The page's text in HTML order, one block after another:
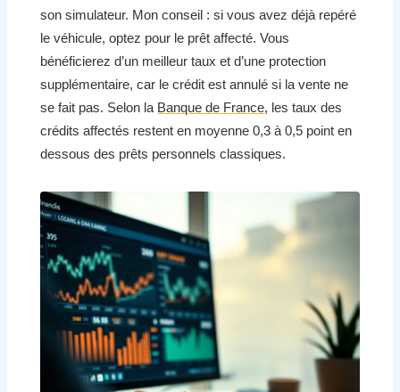
son simulateur. Mon conseil : si vous avez déjà repéré
le véhicule, optez pour le prêt affecté. Vous
bénéficierez d’un meilleur taux et d’une protection
supplémentaire, car le crédit est annulé si la vente ne
se fait pas. Selon la Banque de France, les taux des
crédits affectés restent en moyenne 0,3 à 0,5 point en
dessous des prêts personnels classiques.